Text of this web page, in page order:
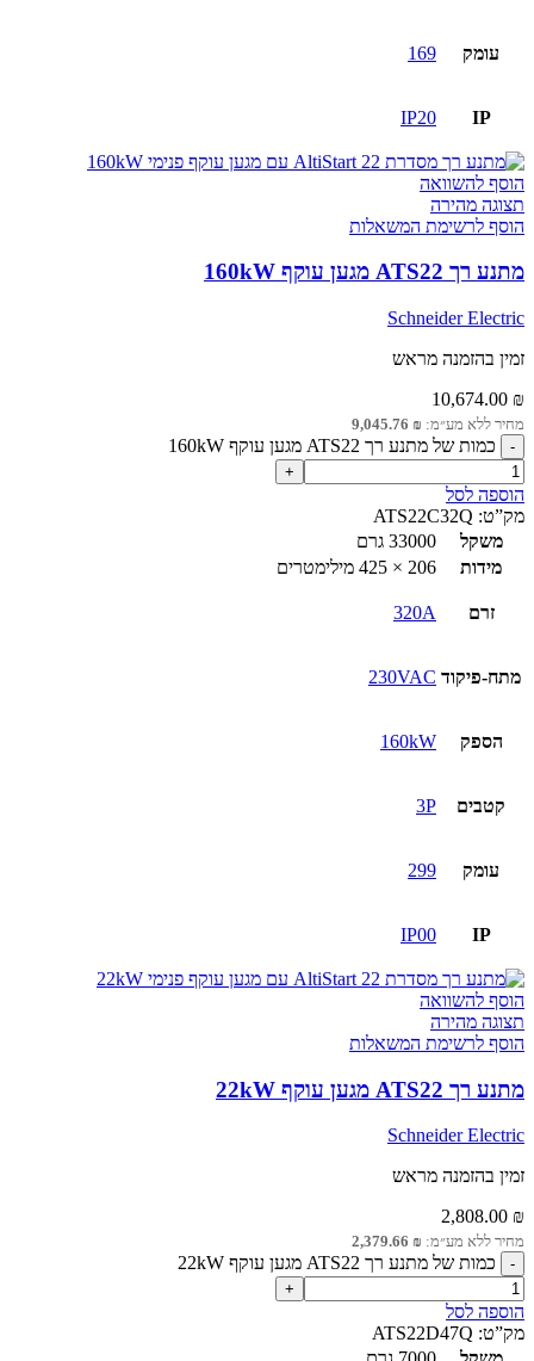
עומק 169
IP
IP20
הוסף להשוואה
תצוגה מהירה
הוסף לרשימת המשאלות
מתנע רך ATS22 מגען עוקף 160kW
Schneider Electric
זמין בהזמנה מראש
10,674.00 ₪
מחיר ללא מע״מ: 9,045.76 ₪
כמות של מתנע רך ATS22 מגען עוקף 160kW
הוספה לסל
מק”ט: ATS22C32Q
משקל
33000 גרם
מידות
206 × 425 מילימטרים
זרם 320A
מתח-פיקוד 230VAC
הספק 160kW
קטבים 3P
עומק 299
IP
IP00
הוסף להשוואה
תצוגה מהירה
הוסף לרשימת המשאלות
מתנע רך ATS22 מגען עוקף 22kW
Schneider Electric
זמין בהזמנה מראש
2,808.00 ₪
מחיר ללא מע״מ: 2,379.66 ₪
כמות של מתנע רך ATS22 מגען עוקף 22kW
הוספה לסל
מק”ט: ATS22D47Q